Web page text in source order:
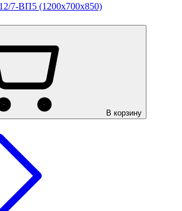
7-ВП5 (1200х700х850)
В корзину